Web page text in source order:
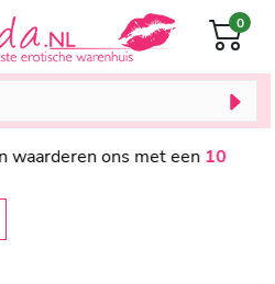
ons met een10
0